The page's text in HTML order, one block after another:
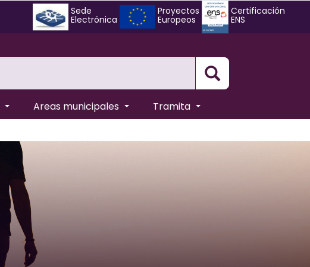
Sede
Electrónica
Proyectos
Europeos
Certificación
ENS
Busqueda
Areas municipales Tramita